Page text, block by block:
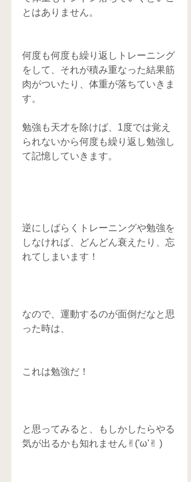
とはありません。
何度も何度も繰り返しトレーニング
をして、それが積み重なった結果筋
肉がついたり、体重が落ちていきま
す。
勉強も天才を除けば、1度では覚え
られないから何度も繰り返し勉強し
て記憶していきます。
逆にしばらくトレーニングや勉強を
しなければ、どんどん衰えたり、忘
れてしまいます！
なので、運動するのが面倒だなと思
った時は、
これは勉強だ！
と思ってみると、もしかしたらやる
気が出るかも知れません✌︎('ω'✌︎ )